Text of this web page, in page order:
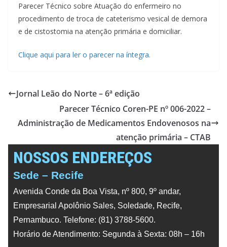
Parecer Técnico sobre Atuação do enfermeiro no
procedimento de troca de cateterismo vesical de demora
e de cistostomia na atenção primária e domiciliar.
Clique aqui para ler o parecer na íntegra.
Jornal Leão do Norte – 6ª edição
Parecer Técnico Coren-PE nº 006-2022 –
Administração de Medicamentos Endovenosos na
atenção primária – CTAB
NOSSOS ENDEREÇOS
Sede – Recife
Avenida Conde da Boa Vista, nº 800, 9º andar,
Empresarial Apolônio Sales, Soledade, Recife,
Pernambuco. Telefone: (81) 3788-5600.
Horário de Atendimento: Segunda à Sexta: 08h – 16h